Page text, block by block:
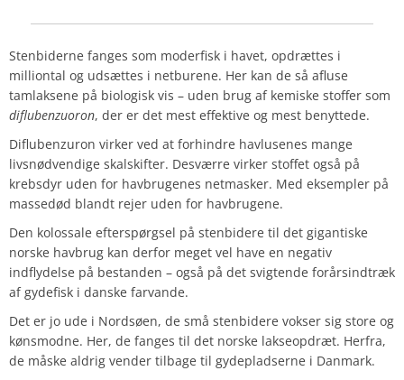
Stenbiderne fanges som moderfisk i havet, opdrættes i
milliontal og udsættes i netburene. Her kan de så afluse
tamlaksene på biologisk vis – uden brug af kemiske stoffer som
diflubenzuoron, der er det mest effektive og mest benyttede.
Diflubenzuron virker ved at forhindre havlusenes mange
livsnødvendige skalskifter. Desværre virker stoffet også på
krebsdyr uden for havbrugenes netmasker. Med eksempler på
massedød blandt rejer uden for havbrugene.
Den kolossale efterspørgsel på stenbidere til det gigantiske
norske havbrug kan derfor meget vel have en negativ
indflydelse på bestanden – også på det svigtende forårsindtræk
af gydefisk i danske farvande.
Det er jo ude i Nordsøen, de små stenbidere vokser sig store og
kønsmodne. Her, de fanges til det norske lakseopdræt. Herfra,
de måske aldrig vender tilbage til gydepladserne i Danmark.